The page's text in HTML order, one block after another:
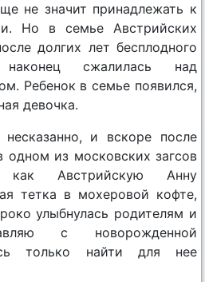
не значит принадлежать к
Но в семье Австрийских
долгих лет бесплодного
сжалилась над
Ребенок в семье появился,
девочка.
и вскоре после
из московских загсов
как Австрийскую Анну
тетка в мохеровой кофте,
улыбнулась родителям и
с новорожденной
только найти для нее